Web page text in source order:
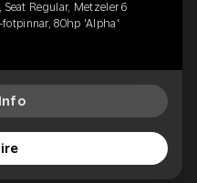
Regular, Metzeler 6
fotpinnar, 80hp 'Alpha'